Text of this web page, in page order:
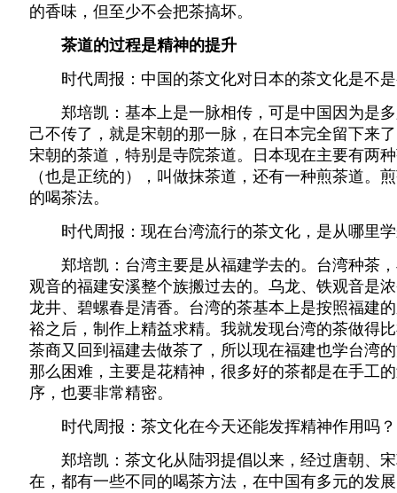
的香味，但至少不会把茶搞坏。
茶道的过程是精神的提升
时代周报：中国的茶文化对日本的茶文化是不是
郑培凯：基本上是一脉相传，可是中国因为是多
己不传了，就是宋朝的那一脉，在日本完全留下来
宋朝的茶道，特别是寺院茶道。日本现在主要有两
（也是正统的），叫做抹茶道，还有一种煎茶道。
的喝茶法。
时代周报：现在台湾流行的茶文化，是从哪里
郑培凯：台湾主要是从福建学去的。台湾种茶，
观音的福建安溪整个族搬过去的。乌龙、铁观音是
龙井、碧螺春是清香。台湾的茶基本上是按照福建
裕之后，制作上精益求精。我就发现台湾的茶做得
茶商又回到福建去做茶了，所以现在福建也学台湾
那么困难，主要是花精神，很多好的茶都是在手工
序，也要非常精密。
时代周报：茶文化在今天还能发挥精神作用吗？
郑培凯：茶文化从陆羽提倡以来，经过唐朝、宋
在，都有一些不同的喝茶方法，在中国有多元的发